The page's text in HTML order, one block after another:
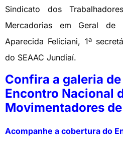
Sindicato dos
Mercadorias em Geral de
Aparecida Feliciani, 1ª
do SEAAC Jundiaí.
Confira a galeria
Encontro Nacional
Movimentadores
Acompanhe a cobertura do